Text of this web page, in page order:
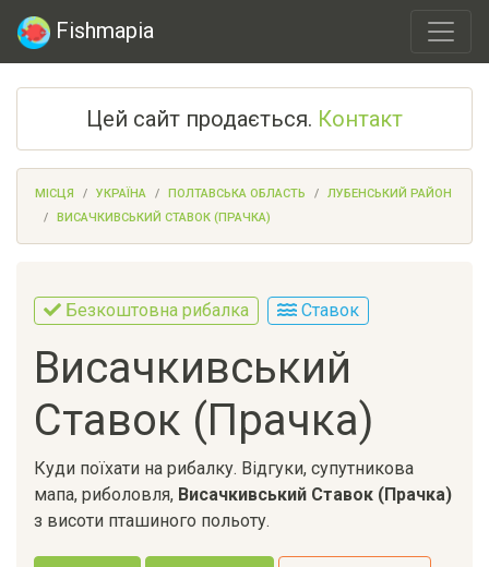
Fishmapia
Цей сайт продається. Контакт
МІСЦЯ УКРАЇНА ПОЛТАВСЬКА ОБЛАСТЬ
ЛУБЕНСЬКИЙ РАЙОН
ВИСАЧКИВСЬКИЙ СТАВОК (ПРАЧКА)
Безкоштовна рибалка Ставок
Висачкивський
Ставок (Прачка)
Куди поїхати на рибалку. Відгуки, супутникова
мапа, риболовля, Висачкивський Ставок (Прачка)
з висоти пташиного польоту.